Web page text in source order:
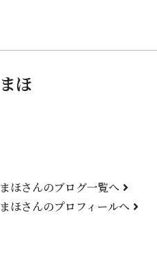
KARMA
まほ
まほさんのブログ一覧へ
まほさんのプロフィールへ